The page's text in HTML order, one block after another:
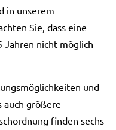
in unserem
Sie, dass eine
Jahren nicht möglich
und
auch größere
finden sechs